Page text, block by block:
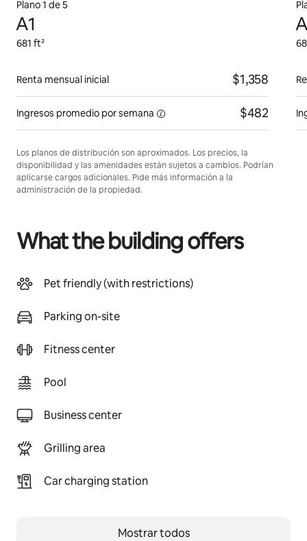
Plano 1 de 5
A1
681 ft²
Renta mensual inicial $1,358
Ingresos promedio porsemana $482
Los planos de distribución son aproximados. Los precios, la
disponibilidad y las amenidades están sujetos a cambios. Podrían
aplicarse cargos adicionales. Pide más información a la
administración de la propiedad.
What the building offers
Pet friendly (with restrictions)
Parking on-site
Fitness center
Pool
Business center
Grilling area
Car charging station
Mostrar todos